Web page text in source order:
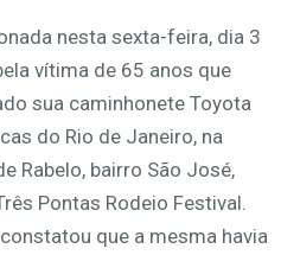
nesta sexta-feira, dia 3
vítima de 65 anos que
sua caminhonete Toyota
do Rio de Janeiro, na
Rabelo, bairro São José,
Pontas Rodeio Festival.
que a mesma havia